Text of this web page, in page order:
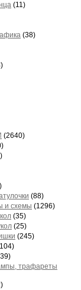
(11)
(38)
(2640)
(88)
и схемы (1296)
(35)
(25)
(245)
трaфaреты